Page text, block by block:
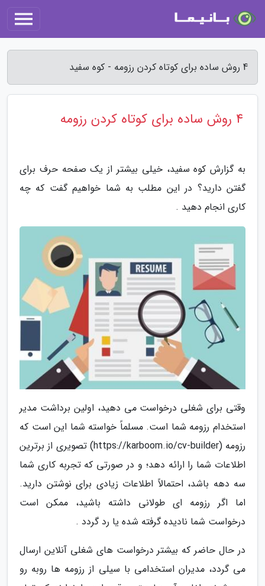
4 روش ساده برای کوتاه کردن رزومه - کوه سفید
4 روش ساده برای کوتاه کردن رزومه
به گزارش کوه سفید، خیلی بیشتر از یک صفحه حرف برای
گفتن دارید؟ در این مطلب به شما خواهیم گفت که چه
کاری انجام دهید .
وقتی برای شغلی درخواست می دهید، اولین برداشت مدیر
استخدام رزومه شما است. مسلماً خواسته شما این است که
رزومه (https://karboom.io/cv-builder) تصویری از برترین
اطلاعات شما را ارائه دهد؛ و در صورتی که تجربه کاری شما
سه دهه باشد، احتمالاً اطلاعات زیادی برای نوشتن دارید.
اما اگر رزومه ای طولانی داشته باشید، ممکن است
درخواست شما نادیده گرفته شده یا رد گردد .
در حال حاضر که بیشتر درخواست های شغلی آنلاین ارسال
می گردد، مدیران استخدامی با سیلی از رزومه ها روبه رو